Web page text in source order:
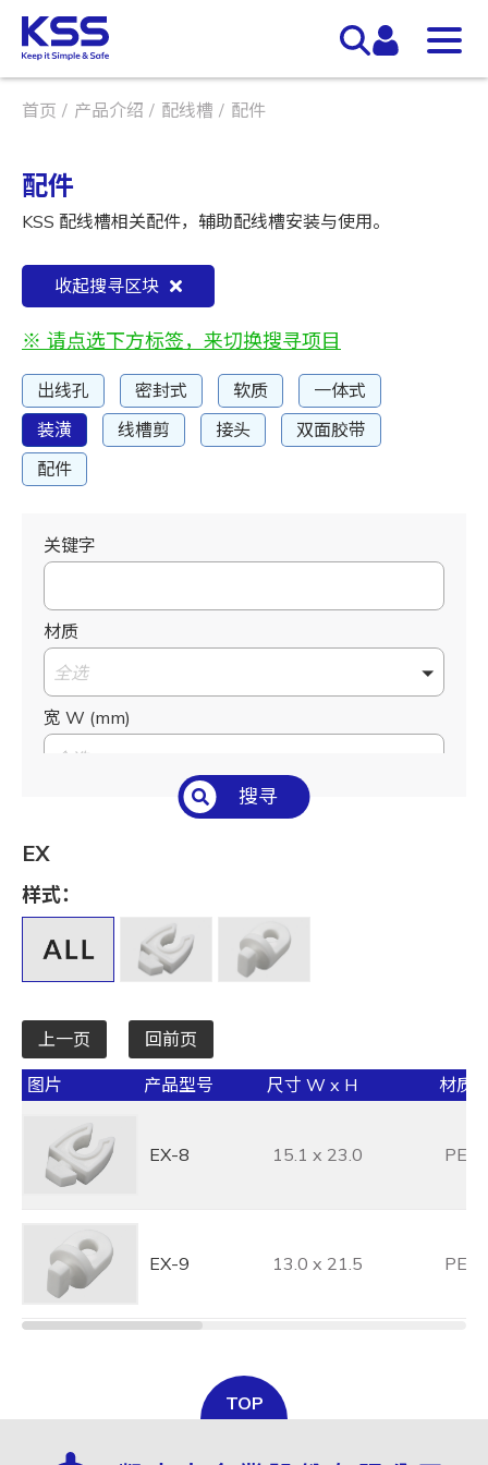
首页 产品介绍 配线槽 配件
配件
KSS 配线槽相关配件，辅助配线槽安装与使用。
收起搜寻区块
※ 请点选下方标签，来切换搜寻项目
出线孔 密封式 软质
一体式
装潢
线槽剪 接头
双面胶带
配件
关键字
材质
全选
宽 W (mm)
全选
出线孔宽 S (mm)
外径 O.D. (mm)
全选
搜寻
EX
样式：
上一页 回前页
图片 产品型号 尺寸 W x H 材质
EX-8 15.1 x 23.0 PE
EX-9 13.0 x 21.5 PE
TOP